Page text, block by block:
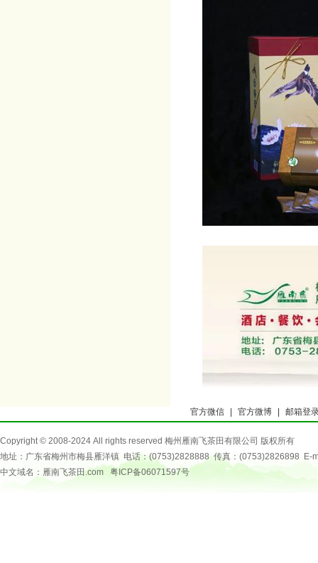
官方微信 官方微博 邮箱登
Copyright © 2008-2024 All rights reserved 梅州雁南飞茶田有限公司 版权所有
地址：广东省梅州市梅县雁洋镇 电话：(0753)2828888 传真：(0753)2826898 E-
中文域名：雁南飞茶田.com 粤ICP备06071597号